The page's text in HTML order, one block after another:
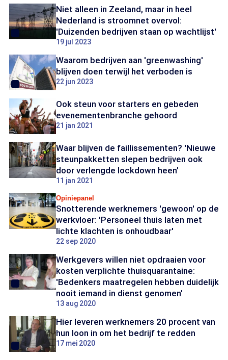
Niet alleen in Zeeland, maar in heel
Nederland is stroomnet overvol:
'Duizenden bedrijven staan op wachtlijst'
19 jul 2023
Waarom bedrijven aan 'greenwashing'
blijven doen terwijl het verboden is
22 jun 2023
Ook steun voor starters en gebeden
evenementenbranche gehoord
21 jan 2021
Waar blijven de faillissementen? 'Nieuwe
steunpakketten slepen bedrijven ook
door verlengde lockdown heen'
11 jan 2021
Opiniepanel
Snotterende werknemers 'gewoon' op de
werkvloer: 'Personeel thuis laten met
lichte klachten is onhoudbaar'
22 sep 2020
Werkgevers willen niet opdraaien voor
kosten verplichte thuisquarantaine:
'Bedenkers maatregelen hebben duidelijk
nooit iemand in dienst genomen'
13 aug 2020
Hier leveren werknemers 20 procent van
hun loon in om het bedrijf te redden
17 mei 2020